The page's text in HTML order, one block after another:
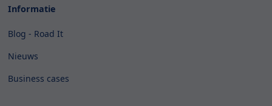
Informatie
Blog - Road It
Nieuws
Business cases